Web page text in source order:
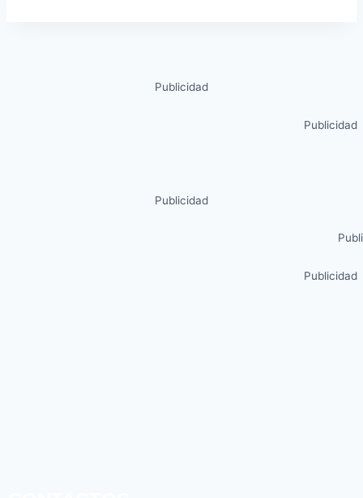
Publicidad
Publicidad
Publicidad
Publicidad